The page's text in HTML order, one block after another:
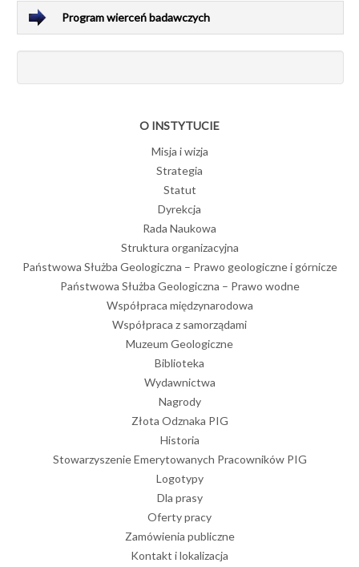
Program wierceń badawczych
O INSTYTUCIE
Misja i wizja
Strategia
Statut
Dyrekcja
Rada Naukowa
Struktura organizacyjna
Państwowa Służba Geologiczna – Prawo geologiczne i górnicze
Państwowa Służba Geologiczna – Prawo wodne
Współpraca międzynarodowa
Współpraca z samorządami
Muzeum Geologiczne
Biblioteka
Wydawnictwa
Nagrody
Złota Odznaka PIG
Historia
Stowarzyszenie Emerytowanych Pracowników PIG
Logotypy
Dla prasy
Oferty pracy
Zamówienia publiczne
Kontakt i lokalizacja